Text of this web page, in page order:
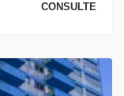
CONSULTE